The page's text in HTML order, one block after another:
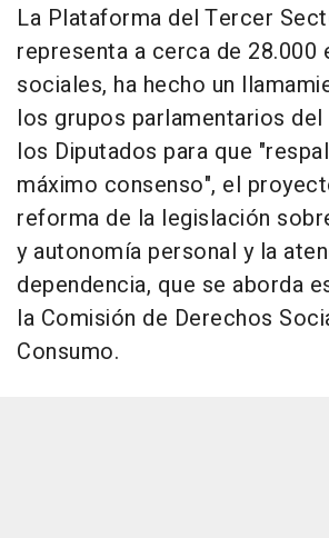
La Plataforma del Tercer
representa a cerca de 28.000
sociales, ha hecho un
los grupos parlamentarios
los Diputados para que
máximo consenso", el
reforma de la legislación
y autonomía personal y la
dependencia, que se aborda
la Comisión de Derechos
Consumo.